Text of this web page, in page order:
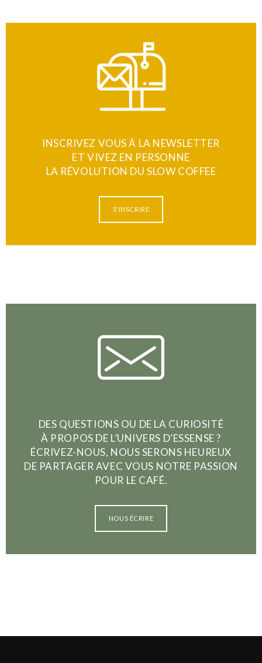
INSCRIVEZ VOUS À LA NEWSLETTER
ET VIVEZ EN PERSONNE
LA RÉVOLUTION DU SLOW COFFEE
S'INSCRIRE
DES QUESTIONS OU DE LA CURIOSITÉ
À PROPOS DE L’UNIVERS D’ESSENSE ?
ÉCRIVEZ-NOUS, NOUS SERONS HEUREUX
DE PARTAGER AVEC VOUS NOTRE PASSION
POUR LE CAFÉ.
NOUS ÉCRIRE